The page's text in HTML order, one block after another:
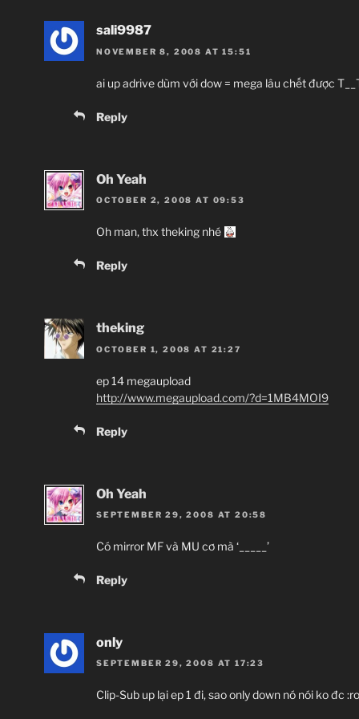
sali9987
NOVEMBER 8, 2008 AT 15:51
ai up adrive dùm với dow = mega lâu chết được
Reply
Oh Yeah
OCTOBER 2, 2008 AT 09:53
Oh man, thx theking nhé
Reply
theking
OCTOBER 1, 2008 AT 21:27
ep 14 megaupload
http://www.megaupload.com/?d=1MB4MOI9
Reply
Oh Yeah
SEPTEMBER 29, 2008 AT 20:58
Có mirror MF và MU cơ mà ‘_____’
Reply
only
SEPTEMBER 29, 2008 AT 17:23
Clip-Sub up lại ep 1 đi, sao only down nó nói ko đc